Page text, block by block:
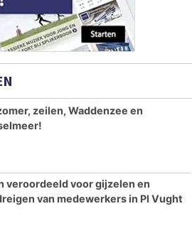
zeilen, Waddenzee en
veroordeeld voor gijzelen en
van medewerkers in PI Vught